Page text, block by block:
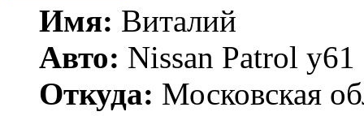
Имя: Виталий
Авто: Nissan Patrol
Откуда: Московская